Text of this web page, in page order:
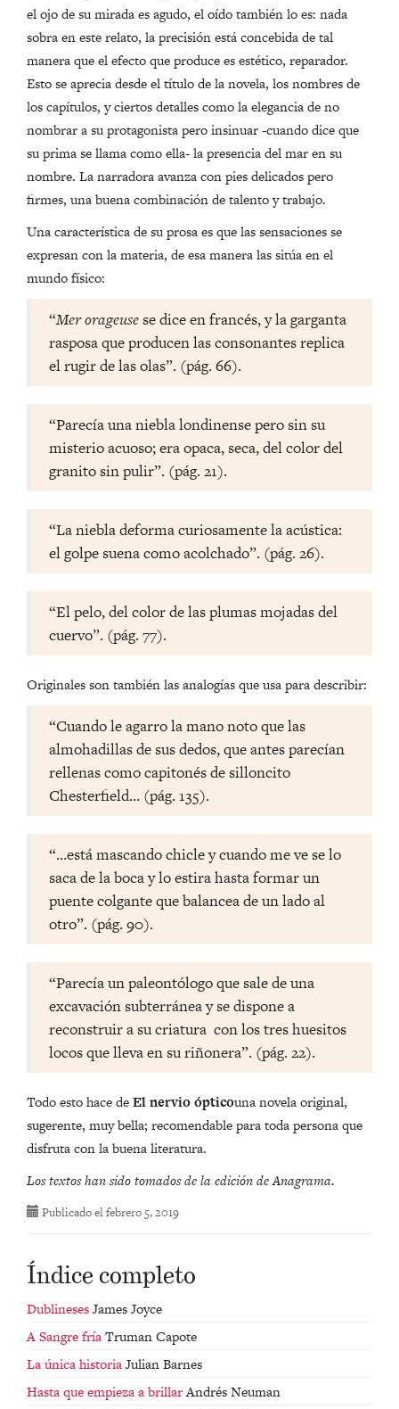
el ojo de su mirada es agudo, el oído también lo es: nada
sobra en este relato, la precisión está concebida de tal
manera que el efecto que produce es estético, reparador.
Esto se aprecia desde el título de la novela, los nombres de
los capítulos, y ciertos detalles como la elegancia de no
nombrar a su protagonista pero insinuar -cuando dice que
su prima se llama como ella- la presencia del mar en su
nombre. La narradora avanza con pies delicados pero
firmes, una buena combinación de talento y trabajo.
Una característica de su prosa es que las sensaciones se
expresan con la materia, de esa manera las sitúa en el
mundo físico:
“Mer orageusese dice en francés, y la garganta
rasposa que producen las consonantes replica
el rugir de las olas”. (pág. 66).
“Parecía una niebla londinense pero sin su
misterio acuoso; era opaca, seca, del color del
granito sin pulir”. (pág. 21).
“La niebla deforma curiosamente la acústica:
el golpe suena como acolchado”. (pág. 26).
“El pelo, del color de las plumas mojadas del
cuervo”. (pág. 77).
Originales son también las analogías que usa para describir:
“Cuando le agarro la mano noto que las
almohadillas de sus dedos, que antes parecían
rellenas como capitonés de silloncito
Chesterfield… (pág. 135).
“…está mascando chicle y cuando me ve se lo
saca de la boca y lo estira hasta formar un
puente colgante que balancea de un lado al
otro”. (pág. 90).
“Parecía un paleontólogo que sale de una
excavación subterránea y se dispone a
reconstruir a su criatura con los tres huesitos
locos que lleva en su riñonera”. (pág. 22).
Todo esto hace deEl nervio ópticouna novela original,
sugerente, muy bella; recomendable para toda persona que
disfruta con la buena literatura.
Los textos han sido tomados de la edición de Anagrama.
Publicadoel febrero 5, 2019
Índice completo
DublinesesJames Joyce
A Sangre fríaTruman Capote
La única historiaJulian Barnes
Hasta que empieza a brillarAndrés Neuman